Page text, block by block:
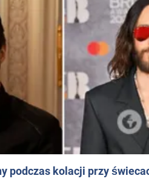
podczas kolacji przy